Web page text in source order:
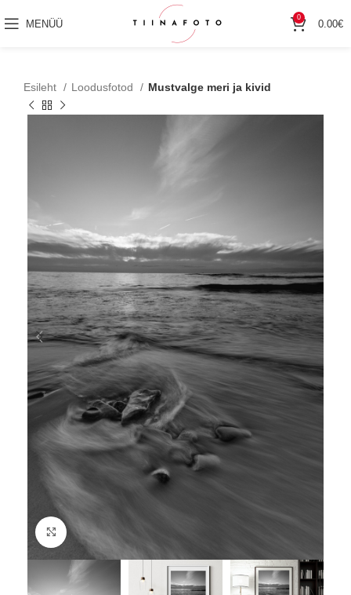
MENÜÜ
0
0.00€
Esileht Loodusfotod Mustvalge meri ja kivid
Suurenda